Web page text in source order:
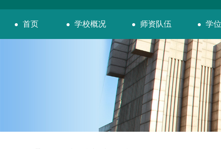
首页 学校概况 师资队伍 学